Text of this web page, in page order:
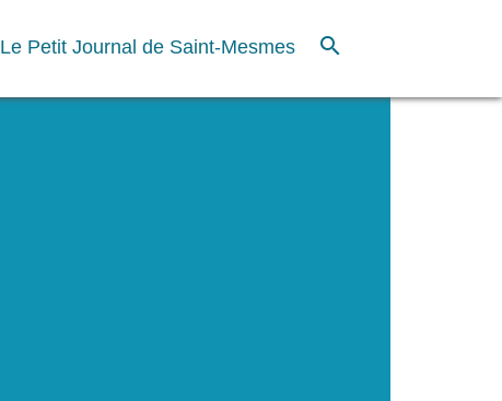
Le Petit Journal de Saint-Mesmes search